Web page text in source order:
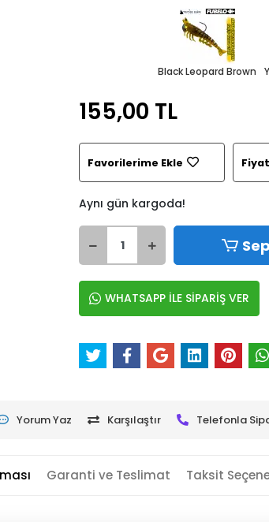
Black Leopard Brown
155,00 TL
Favorilerime Ekle
Aynı gün kargoda!
WHATSAPP İLE SİPARİŞ VER
Yorum Yaz Karşılaştır Telefonla
Garanti ve Teslimat Taksit